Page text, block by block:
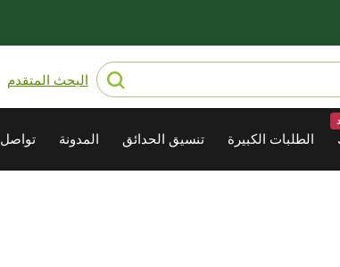
البحث المتقدم
الطلبات الكبيرة تنسيق الحدائق المدونة تواصل